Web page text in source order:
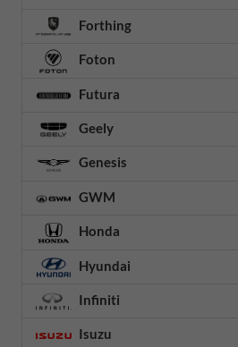
Forthing
Foton
Futura
Geely
Genesis
GWM
Honda
Hyundai
Infiniti
Isuzu